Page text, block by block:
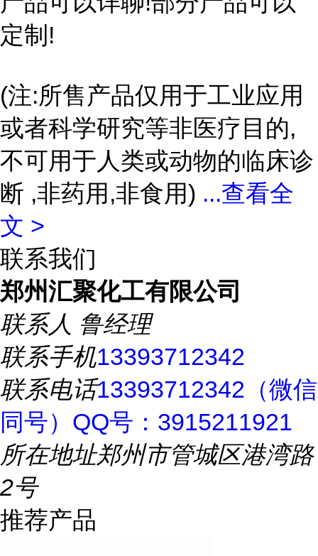
定制!
(注:所售产品仅用于工业应用
或者科学研究等非医疗目的,
不可用于人类或动物的临床诊
断 ,非药用,非食用) ...查看全
文 >
联系我们
郑州汇聚化工有限公司
联系人 鲁经理
联系手机13393712342
联系电话13393712342（微信
同号）QQ号：3915211921
所在地址郑州市管城区港湾路
2号
推荐产品